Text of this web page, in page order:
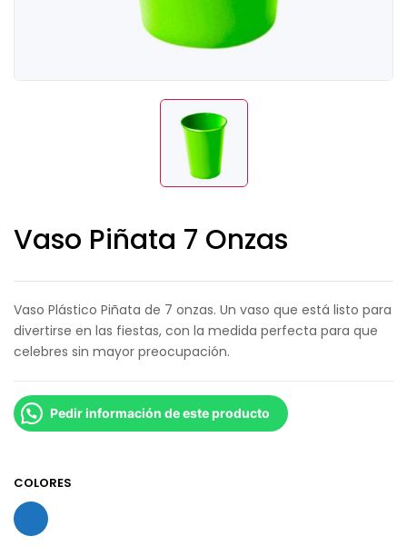
Vaso Piñata 7 Onzas
Vaso Plástico Piñata de 7 onzas. Un vaso que está listo para
divertirse en las fiestas, con la medida perfecta para que
celebres sin mayor preocupación.
Pedir información de este producto
COLORES